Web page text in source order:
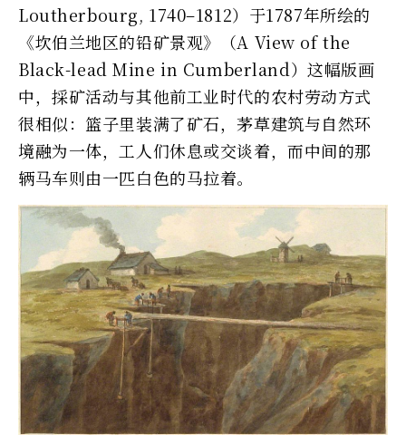
Loutherbourg, 1740–1812）于1787年所绘的
《坎伯兰地区的铅矿景观》（A View of the
Black-lead Mine in Cumberland）这幅版画
中，採矿活动与其他前工业时代的农村劳动方式
很相似：篮子里装满了矿石，茅草建筑与自然环
境融为一体，工人们休息或交谈着，而中间的那
辆马车则由一匹白色的马拉着。